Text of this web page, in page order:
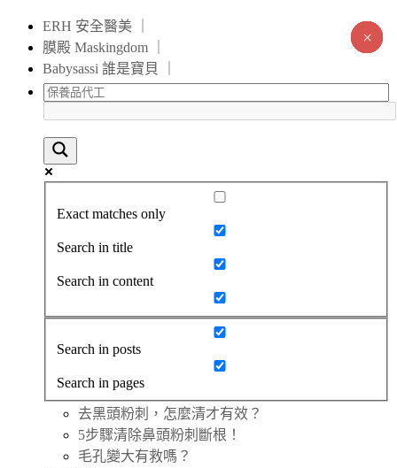
ERH 安全醫美 ｜
膜殿 Maskingdom ｜
Babysassi 誰是寶貝 ｜
Exact matches only
Search in title
Search in content
Search in posts
Search in pages
去黑頭粉刺，怎麼清才有效？
5步驟清除鼻頭粉刺斷根！
毛孔變大有救嗎？
×
×
×
×
×
×
×
×
×
×
×
×
×
×